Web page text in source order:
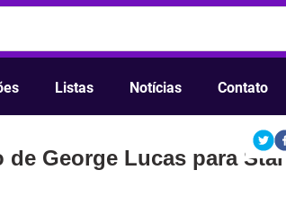
Listas Notícias Contato
George Lucas para Star